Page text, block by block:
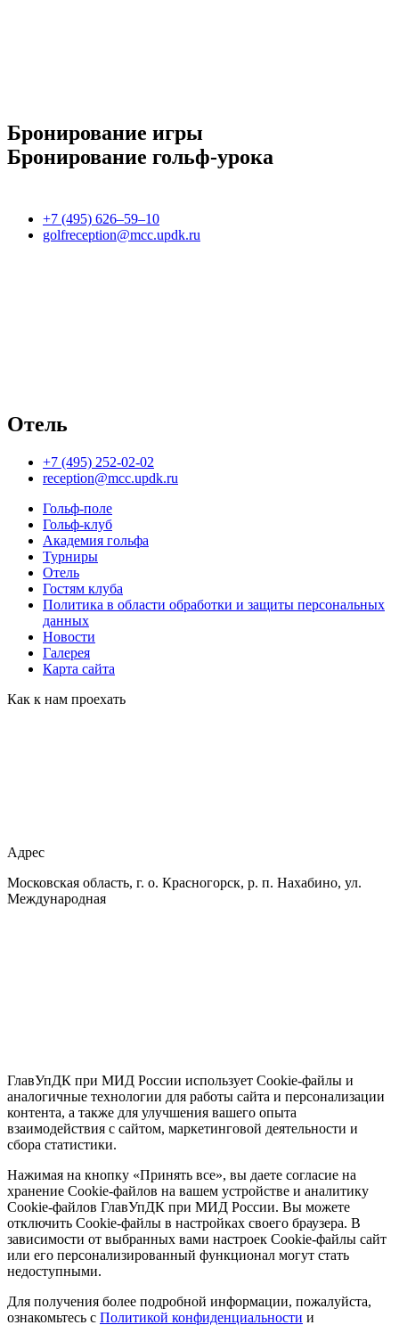
Бронирование игры
Бронирование гольф-урока
+7 (495) 626–59–10
golfreception@mcc.updk.ru
Отель
+7 (495) 252-02-02
reception@mcc.updk.ru
Гольф-поле
Гольф-клуб
Академия гольфа
Турниры
Отель
Гостям клуба
Политика в области обработки и защиты персональных
данных
Новости
Галерея
Карта сайта
Как к нам проехать
Адрес
Московская область, г. о. Красногорск, р. п. Нахабино, ул.
Международная
ГлавУпДК при МИД России использует Cookie-файлы и
аналогичные технологии для работы сайта и персонализации
контента, а также для улучшения вашего опыта
взаимодействия с сайтом, маркетинговой деятельности и
сбора статистики.
Нажимая на кнопку «Принять все», вы даете согласие на
хранение Cookie-файлов на вашем устройстве и аналитику
Cookie-файлов ГлавУпДК при МИД России. Вы можете
отключить Cookie-файлы в настройках своего браузера. В
зависимости от выбранных вами настроек Cookie-файлы сайт
или его персонализированный функционал могут стать
недоступными.
Для получения более подробной информации, пожалуйста,
ознакомьтесь с Политикой конфиденциальности и